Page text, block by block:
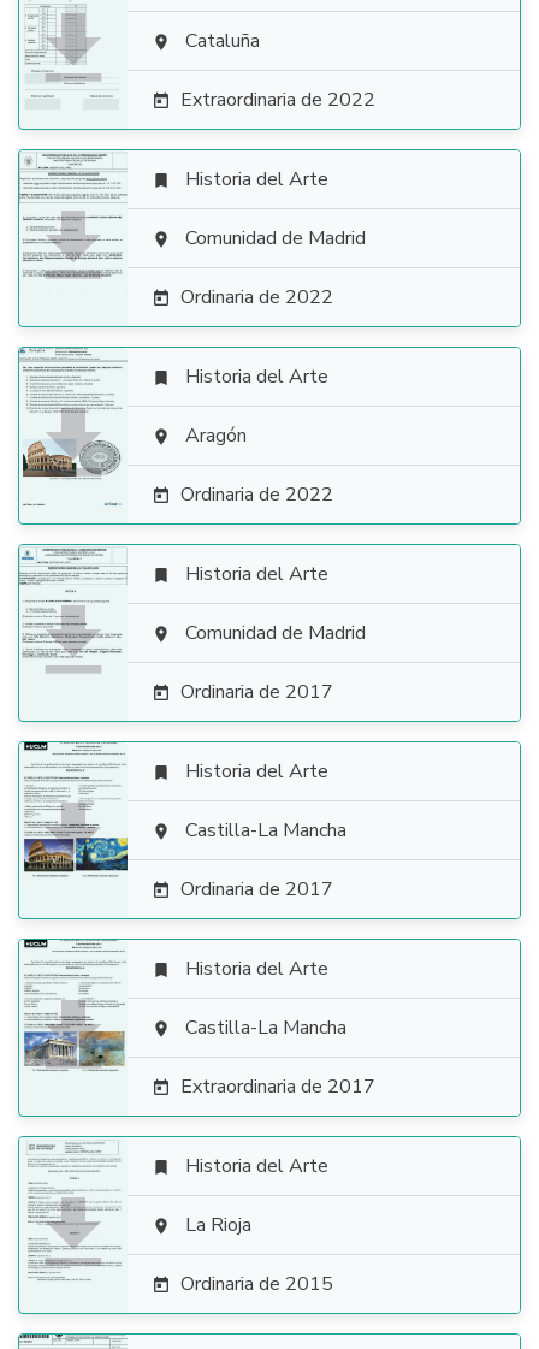
  Cataluña
 Extraordinaria de 2022

 Historia del Arte
 Comunidad de Madrid
 Ordinaria de 2022

 Historia del Arte
 Aragón
 Ordinaria de 2022

 Historia del Arte
 Comunidad de Madrid
 Ordinaria de 2017

 Historia del Arte
 Castilla-La Mancha
 Ordinaria de 2017

 Historia del Arte
 Castilla-La Mancha
 Extraordinaria de 2017

 Historia del Arte
 La Rioja
 Ordinaria de 2015